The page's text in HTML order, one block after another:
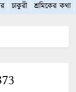
চাকুরী শ্রমিকের কথা